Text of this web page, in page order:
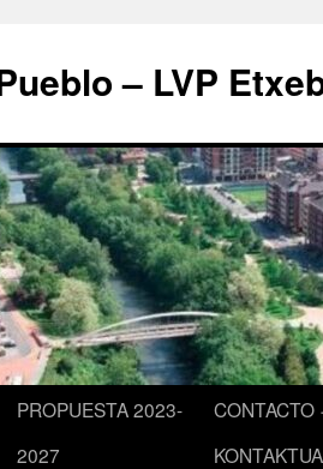
– LVP
PROPUESTA 2023-
2027
CONTACTO ·
KONTAKTUA